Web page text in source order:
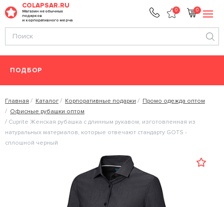
COLAPSAR.RU
Магазин необычных
подарков
и корпоративного мерча
0 0
ПОДБОР
Главная Каталог Корпоративные подарки
Промо одежда оптом
Офисные рубашки оптом
Cuprite Женская рубашка с длинным рукавом, изготовленная из
натуральных материалов, которые отвечают стандарту GOTS -
сплошной черный